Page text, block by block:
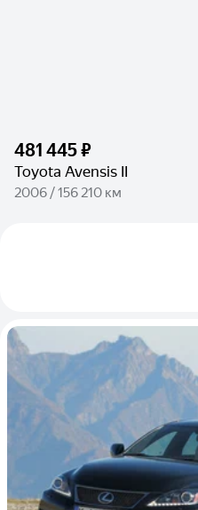
481 445 ₽
Toyota Avensis II
2006 / 156 210 км